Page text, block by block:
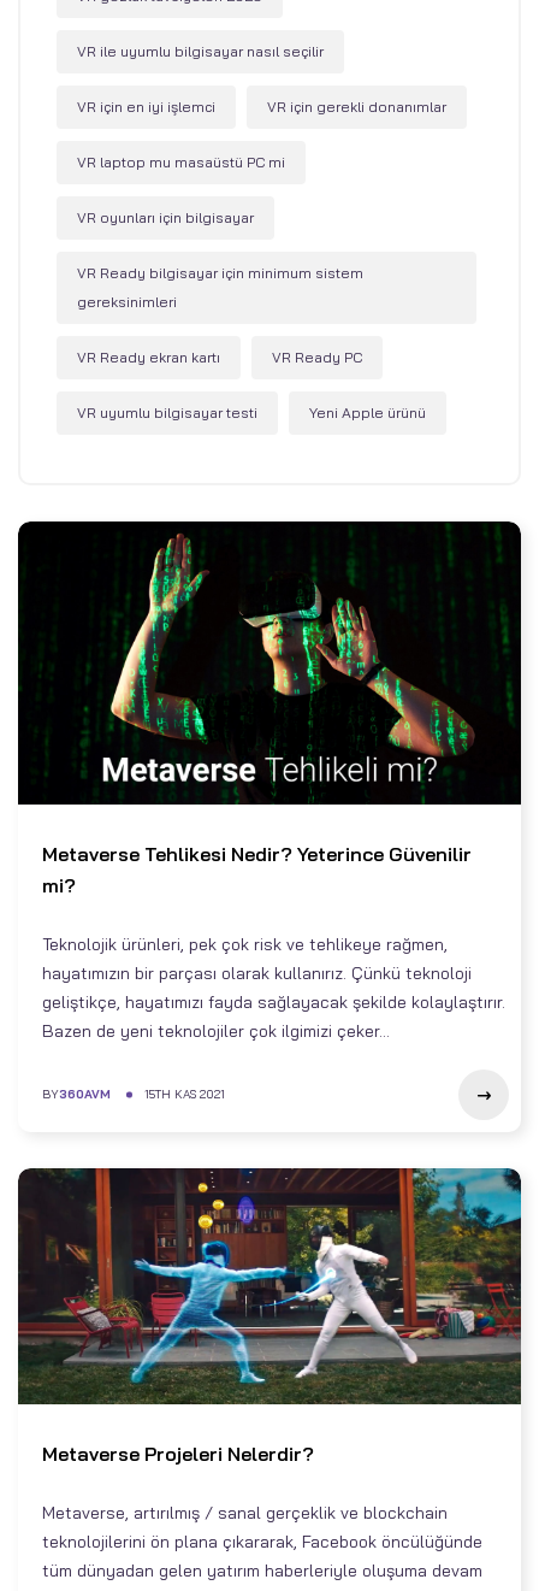
VR ile uyumlu bilgisayar nasıl seçilir
VR için en iyi işlemci VR için gerekli donanımlar
VR laptop mu masaüstü PC mi
VR oyunları için bilgisayar
VR Ready bilgisayar için minimum sistem
gereksinimleri
VR Ready ekran kartı VR Ready PC
VR uyumlu bilgisayar testi Yeni Apple ürünü
Metaverse Tehlikesi Nedir? Yeterince Güvenilir
mi?
Teknolojik ürünleri, pek çok risk ve tehlikeye rağmen,
hayatımızın bir parçası olarak kullanırız. Çünkü teknoloji
geliştikçe, hayatımızı fayda sağlayacak şekilde kolaylaştırır.
Bazen de yeni teknolojiler çok ilgimizi çeker...
BY360AVM 15TH KAS 2021
Metaverse Projeleri Nelerdir?
Metaverse, artırılmış / sanal gerçeklik ve blockchain
teknolojilerini ön plana çıkararak, Facebook öncülüğünde
tüm dünyadan gelen yatırım haberleriyle oluşuma devam